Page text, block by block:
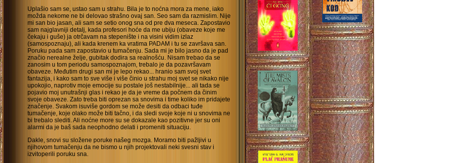
Uplašio sam se, ustao sam u strahu. Bila je to noćna mora za mene, iako
možda nekome ne bi delovao strašno ovaj san. Seo sam da razmislim. Nije
mi san bio jasan, ali sam se setio onog sna od pre dva meseca. Zapostavio
sam najglavniji detalj, kada profesori hoće da me ubiju (obaveze koje me
čekaju i guše) ja otrčavam na stepenište i na visini vidim izlaz
(samospoznaju), ali kada krenem ka vratima PADAM i tu se završava san.
Poruku pada sam zapostavio u tumačenju. Sada mi je bilo jasno da je pad
značio nerealne želje, gubitak dodira sa realnošću. Nisam trebao da se
zanosim u tom periodu samospoznajom, trebalo je da pozavršavam
obaveze. Međutim drugi san mi je lepo rekao... hranio sam svoj svet
fantazija, i kako sam to sve više i više činio u strahu moj svet se nikako nije
upokojio, naprotiv moje emocije su postale još nestabilnije... ali tada se
pojavio moj unutrašnji glas i rekao je da je vreme da počnem da činim
svoje obaveze. Zato treba biti oprezan sa snovima i time koliko im pridajete
značenje. Svakom isuviše gordom se može desiti da odbaci tuđe
tumačenje, koje olako može biti tačno, i da sledi svoje koje ni u snovima ne
bi trebalo slediti. Ali noćne more su se dokazale kao pozitivne jer su oni
alarmi da je baš sada neophodno delati i promeniti situaciju.
Dakle, snovi su složene poruke našeg mozga. Moramo biti pažljivi u
njihovom tumačenju da ne bismo u njih projektovali neki svesni stav i
izvitoperili poruku sna.